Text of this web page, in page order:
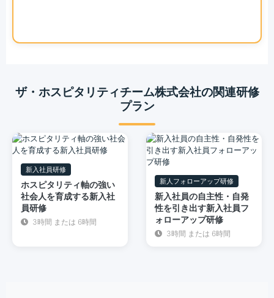
ザ・ホスピタリティチーム株式会社の関連研修
プラン
新入社員研修
ホスピタリティ軸の強い
社会人を育成する新入社
員研修
3時間 または 6時間
新人フォローアップ研修
新入社員の自主性・自発
性を引き出す新入社員フ
ォローアップ研修
3時間 または 6時間